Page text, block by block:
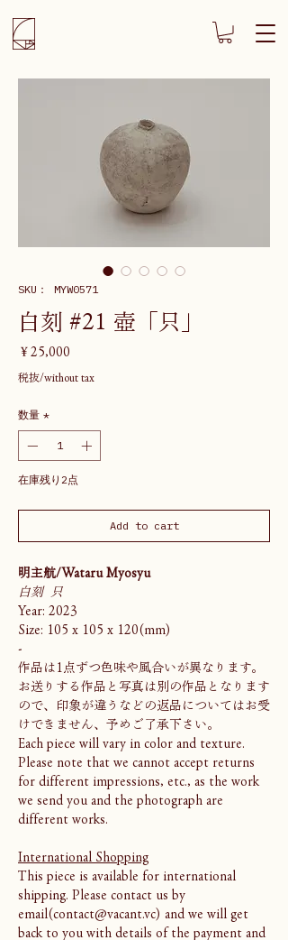
SKU： MYW0571
白刻 #21 壺「只」
￥25,000
税抜/without tax
数量 *
在庫残り2点
Add to cart
明主航/Wataru Myosyu
白刻 只
Year: 2023
Size: 105 x 105 x 120(mm)
-
作品は1点ずつ色味や風合いが異なります。
お送りする作品と写真は別の作品となります
ので、印象が違うなどの返品についてはお受
けできません、予めご了承下さい。
Each piece will vary in color and texture.
Please note that we cannot accept returns
for different impressions, etc., as the work
we send you and the photograph are
different works.
International Shopping
This piece is available for international
shipping. Please contact us by
email(contact@vacant.vc) and we will get
back to you with details of the payment and